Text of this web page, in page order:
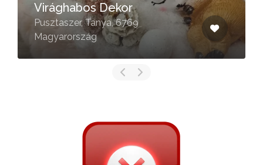
Virághabos Dekor
Pusztaszer, Tanya, 6769
Magyarország